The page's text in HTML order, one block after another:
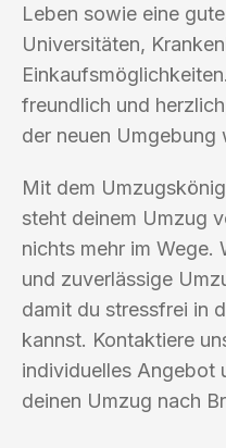
Leben sowie eine
Universitäten,
freundlich und
der neuen Umgebung
Mit dem
steht deinem Umzug
nichts mehr im Wege.
und zuverlässige
damit du stressfrei in
kannst. Kontaktiere
individuelles Angebot
deinen Umzug nach